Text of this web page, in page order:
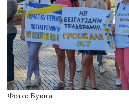
Фото: Букви